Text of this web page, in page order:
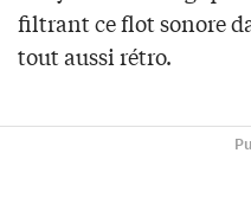
filtrant ce flot sonore
tout aussi rétro.